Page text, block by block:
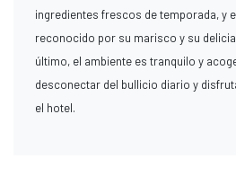
ingredientes frescos de temporada, y
reconocido por su marisco y su
último, el ambiente es tranquilo y
desconectar del bullicio diario y
el hotel.